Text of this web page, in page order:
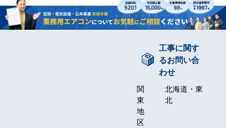
工事に関す
るお問い合
わせ
関
東
地
区
北海道・東
北